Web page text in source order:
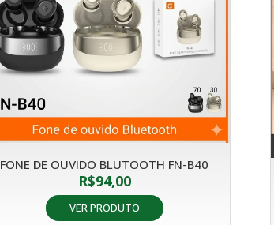
FONE DE OUVIDO BLUTOOTH FN-B40
R$94,00
VER PRODUTO